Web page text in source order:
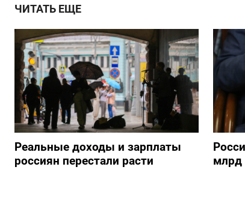
ЧИТАТЬ ЕЩЕ
Реальные доходы и зарплаты
россиян перестали расти
млрд